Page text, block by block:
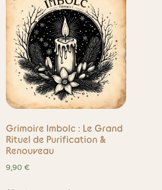
Grimoire Imbolc : Le Grand
Rituel de Purification &
Renouveau
9,90 €